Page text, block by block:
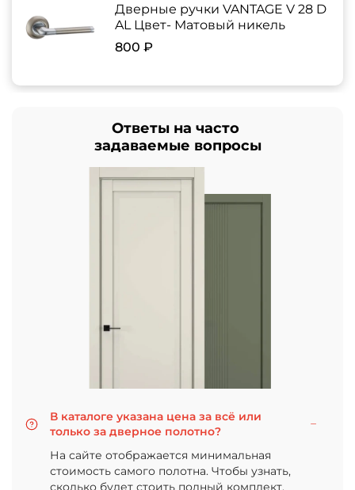
Дверные ручки VANTAGE V 28 D
AL Цвет- Матовый никель
800 ₽
Ответы на часто
задаваемые вопросы
В каталоге указана цена за всё или
только за дверное полотно?
На сайте отображается минимальная
стоимость самого полотна. Чтобы узнать,
сколько будет стоить полный комплект,